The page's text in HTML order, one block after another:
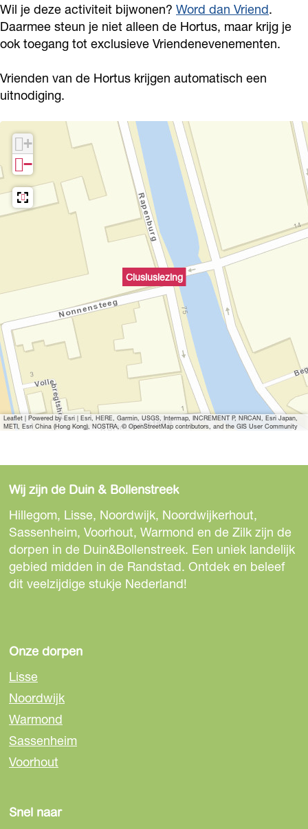
z
i
n
g
l
e
z
n
s
l
e
i
z
i
n
u
s
n
g
Wil je deze activiteit bijwonen? Word dan Vriend.
Daarmee steun je niet alleen de Hortus, maar krijg je
ook toegang tot exclusieve Vriendenevenementen.
Vrienden van de Hortus krijgen automatisch een
uitnodiging.
Clusiuslezing
+
−
Leaflet | Powered by Esri | Esri, HERE, Garmin, USGS, Intermap, INCREMENT P, NRCAN, Esri Japan,
METI, Esri China (Hong Kong), NOSTRA, © OpenStreetMap contributors, and the GIS User Community
Wij zijn de Duin & Bollenstreek
Hillegom, Lisse, Noordwijk, Noordwijkerhout,
Sassenheim, Voorhout, Warmond en de Zilk zijn de
dorpen in de Duin&Bollenstreek. Een uniek landelijk
gebied midden in de Randstad. Ontdek en beleef
dit veelzijdige stukje Nederland!
Onze dorpen
Lisse
Noordwijk
Warmond
Sassenheim
Voorhout
Snel naar